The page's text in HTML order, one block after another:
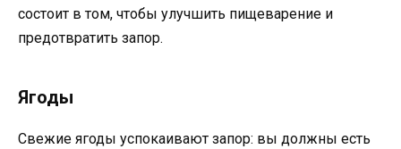
состоит в том, чтобы улучшить пищеварение и
предотвратить запор.
Ягоды
Свежие ягоды успокаивают запор: вы должны есть